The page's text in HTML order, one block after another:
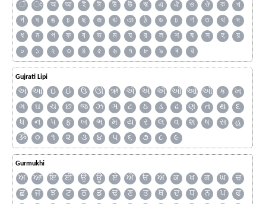
ঁ ং অ আ ই ঈ উ ঊ ঋ এ ঐ ও ঔ ক
খ
গ
ঘ ঙ চ ছ জ ঝ ঞ ঠ ড ঢ ণ ত থ
দ
ধ
ন প ফ ব ভ ম য র ল শ ষ স হ
য়
০
১ ২ ৩ ৪ ৫ ৬ ৭ ৮ ৯ ৰ ৱ
Gujrati Lipi
અ આ ઇ ઈ ઉ ઊ ઋ ઍ એ ઐ ઑ ઓ ઔ ક
ખ
ગ
ઘ ચ છ જ ઝ ઞ ટ ઠ ડ ઢ ણ ત થ
દ
ધ
ન પ ફ બ ભ મ ય ર લ વ શ ષ સ
હ
ૐ
૦ ૧ ૨ ૩ ૪ ૫ ૬ ૭ ૮ ૯
Gurmukhi
ਅ ਆ ਇ ਈ ਉ ਊ ਏ ਐ ਓ ਔ ਕ ਖ ਗ ਘ
ਚ
ਛ
ਜ ਝ ਟ ਠ ਡ ਢ ਣ ਤ ਥ ਦ ਧ ਨ ਪ
ਫ